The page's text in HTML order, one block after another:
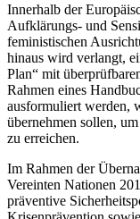
Innerhalb der
Aufklärungs- und
feministischen
hinaus wird verlangt,
Plan“ mit
Rahmen eines
ausformuliert werden,
übernehmen sollen,
zu erreichen.
Im Rahmen der
Vereinten Nationen
präventive